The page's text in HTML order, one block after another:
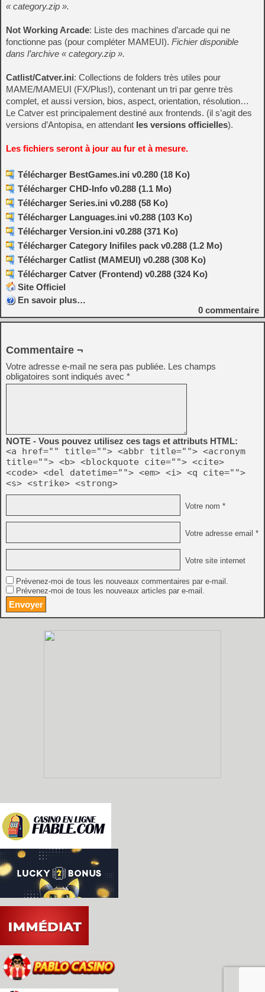
« category.zip ».
Not Working Arcade: Liste des machines d’arcade qui ne
fonctionne pas (pour compléter MAMEUI). Fichier disponible
dans l’archive « category.zip ».
Catlist/Catver.ini: Collections de folders très utiles pour
MAME/MAMEUI (FX/Plus!), contenant un tri par genre très
complet, et aussi version, bios, aspect, orientation, résolution…
Le Catver est principalement destiné aux frontends. (il s’agit des
versions d’Antopisa, en attendant les versions officielles).
Les fichiers seront à jour au fur et à mesure.
Télécharger BestGames.ini v0.280 (18 Ko)
Télécharger CHD-Info v0.288 (1.1 Mo)
Télécharger Series.ini v0.288 (58 Ko)
Télécharger Languages.ini v0.288 (103 Ko)
Télécharger Version.ini v0.288 (371 Ko)
Télécharger Category Inifiles pack v0.288 (1.2 Mo)
Télécharger Catlist (MAMEUI) v0.288 (308 Ko)
Télécharger Catver (Frontend) v0.288 (324 Ko)
Site Officiel
En savoir plus…
0 commentaire
Commentaire ¬
Votre adresse e-mail ne sera pas publiée. Les champs
obligatoires sont indiqués avec *
NOTE - Vous pouvez utilisez ces tags et attributs HTML:
<a href="" title=""> <abbr title=""> <acronym
title=""> <b> <blockquote cite=""> <cite>
<code> <del datetime=""> <em> <i> <q cite="">
<s> <strike> <strong>
Votre nom *
Votre adresse email *
Votre site internet
Prévenez-moi de tous les nouveaux commentaires par e-mail.
Prévenez-moi de tous les nouveaux articles par e-mail.